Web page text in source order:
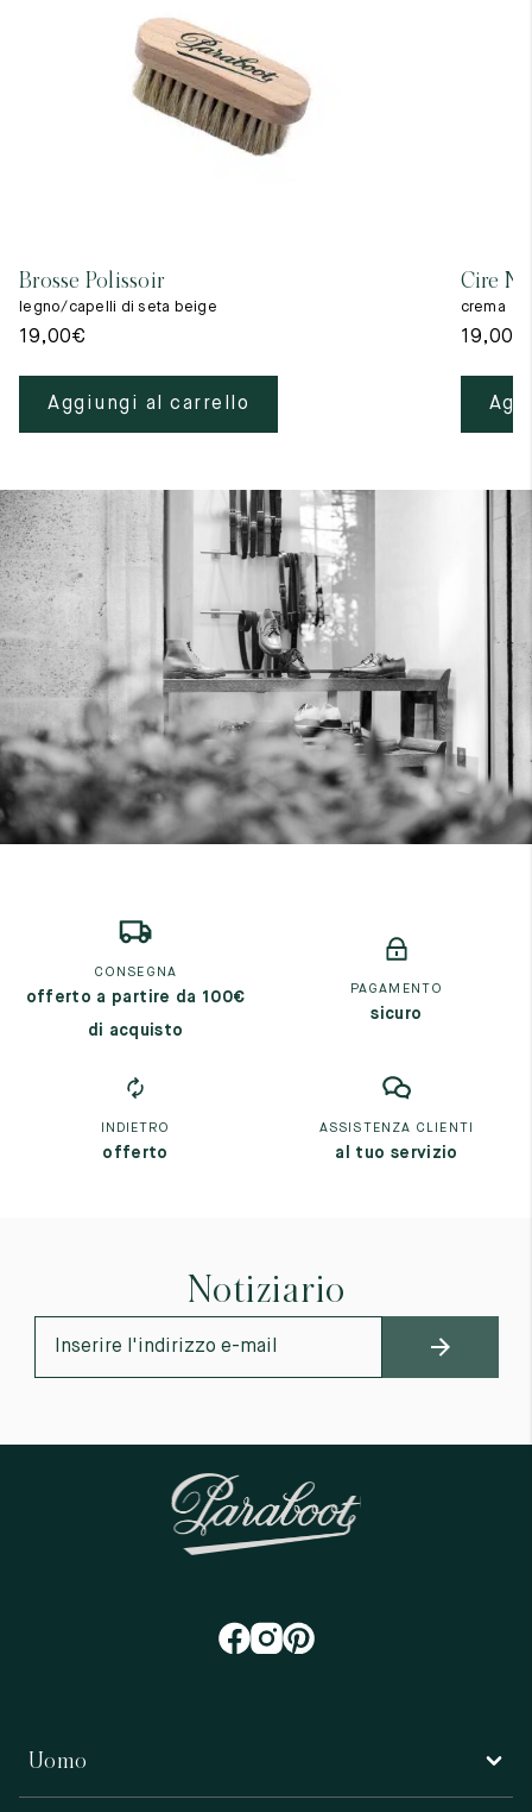
Brosse Polissoir
legno/capelli di seta beige
19,00€
Aggiungi al carrello
Cire
crema
19,00
CONSEGNA
offerto a partire da 100€
di acquisto
PAGAMENTO
sicuro
INDIETRO
offerto
ASSISTENZA CLIENTI
al tuo servizio
Notiziario
Uomo